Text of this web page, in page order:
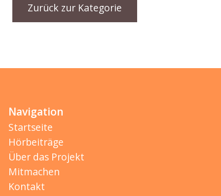
Zurück zur Kategorie
Navigation
Startseite
Hörbeiträge
Über das Projekt
Mitmachen
Kontakt